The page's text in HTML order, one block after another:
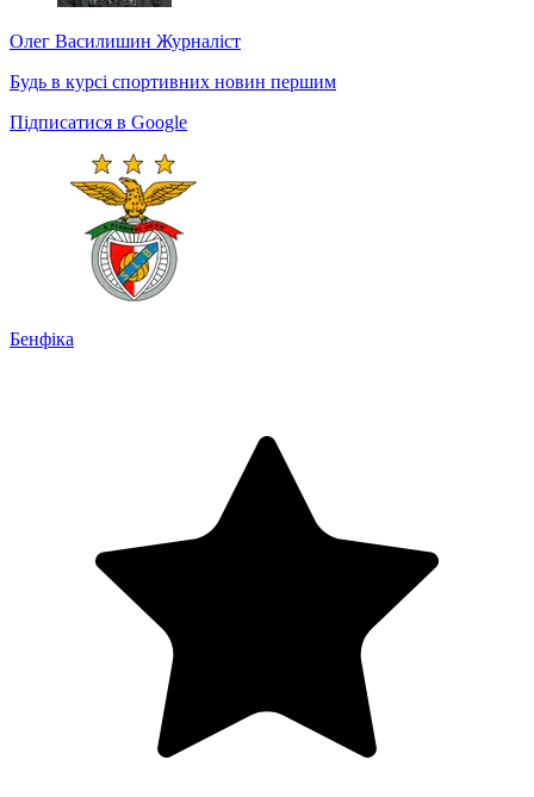
Олег Василишин Журналіст
Будь в курсі спортивних новин першим
Підписатися в Google
Бенфіка